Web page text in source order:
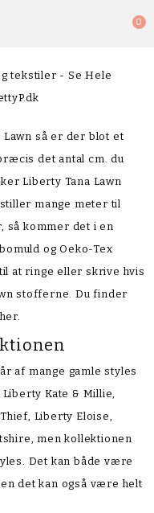
0
så er der blot et
det antal cm. du
Liberty Tana Lawn
mange meter til
så kommer det i en
og Oeko-Tex
at ringe eller skrive hvis
stofferne. Du finder
her.
af mange gamle styles
Kate & Millie,
Liberty Eloise,
men kollektionen
Det kan både være
det kan også være helt